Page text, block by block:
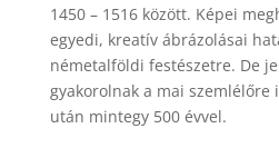
1450 – 1516 között. Képei
egyedi, kreatív ábrázolásai
németalföldi festészetre. De
gyakorolnak a mai szemlélőre
után mintegy 500 évvel.